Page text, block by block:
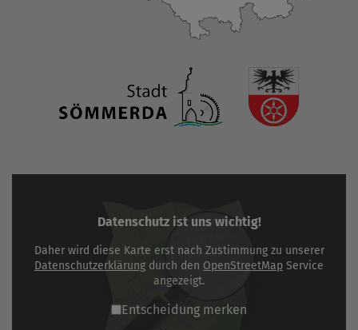
Datenschutz ist uns wichtig!
Daher wird diese Karte erst nach Zustimmung zu unserer
Datenschutzerklärung durch den OpenStreetMap Service
angezeigt.
Entscheidung merken